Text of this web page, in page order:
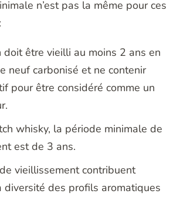
n’est pas la même pour ces
doit être vieilli au moins 2 ans en
neuf carbonisé et ne contenir
pour être considéré comme un
whisky, la période minimale de
est de 3 ans.
vieillissement contribuent
diversité des profils aromatiques